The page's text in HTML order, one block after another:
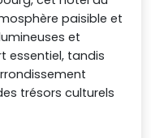
paisible et
et
essentiel, tandis
trésors culturels